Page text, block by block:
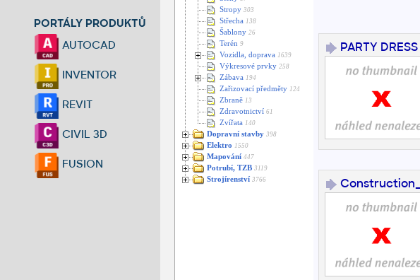
PORTÁLY PRODUKTŮ
AUTOCAD
INVENTOR
REVIT
CIVIL 3D
FUSION
Stropy 303
Střecha 138
Šablony 26
Terén 9
Vozidla, doprava 1639
Výkresové prvky 258
Zábava 194
Zařizovací předměty 124
Zbraně 13
Zdravotnictví 61
Zvířata 140
Dopravní stavby 398
Elektro 1550
Mapování 447
Potrubí, TZB 3119
Strojírenství 3766
PARTY DRESS